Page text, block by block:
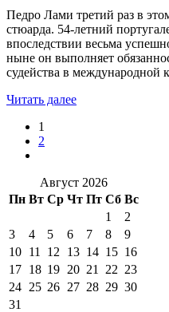
Педро Лами третий раз в
стюарда. 54-летний
впоследствии весьма
ныне он выполняет
судейства в международной
Читать далее
1
2
Август 2026
Пн Вт Ср Чт Пт Сб Вс
1
2
3
4 5 6 7 8
9
10 11 12 13 14 15 16
17 18 19 20 21 22 23
24 25 26 27 28 29 30
31